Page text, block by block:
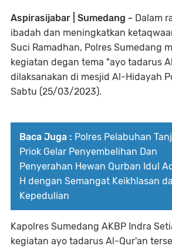
Aspirasijabar | Sumedang - Dalam
ibadah dan meningkatkan
Suci Ramadhan, Polres Sumedang
kegiatan degan tema "ayo tadarus
dilaksanakan di mesjid Al-Hidayah
Sabtu (25/03/2023).
Baca Juga : Polres Pelabuhan
Priok Gelar Penyembelihan Dan
Penyerahan Hewan Qurban Idul
H dengan Semangat Keikhlasan
Kepedulian
Kapolres Sumedang AKBP Indra
kegiatan ayo tadarus Al-Qur'an